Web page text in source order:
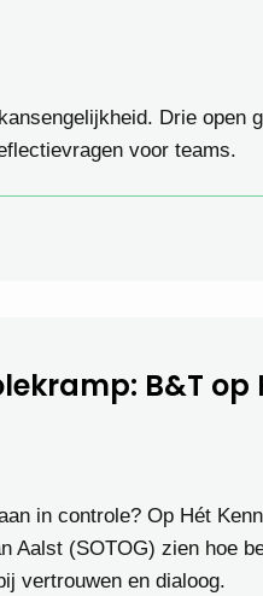
Drie open
voor teams.
B&T op
in controle? Op Hét
Aalst (SOTOG) zien hoe
vertrouwen en dialoog.